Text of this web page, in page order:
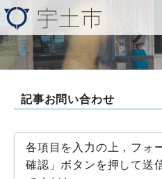
記事お問い合わせ
各項目を入力の上，フォ
確認」ボタンを押して送